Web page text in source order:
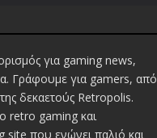
για gaming news,
Γράφουμε για gamers, από
δεκαετούς Retropolis.
retro gaming και
site που ενώνει παλιό και